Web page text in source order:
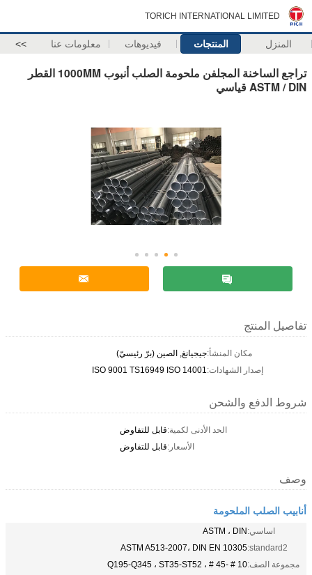
TORICH INTERNATIONAL LIMITED
المنزل المنتجات فيديوهات معلومات عنا >>
تراجع الساخنة المجلفن ملحومة الصلب أنبوب 1000MM القطر
ASTM / DIN قياسي
تفاصيل المنتج
مكان المنشأ:جيجيانغ, الصين (برّ رئيسيّ)
إصدار الشهادات:ISO 9001 TS16949 ISO 14001
شروط الدفع والشحن
الحد الأدنى لكمية:قابل للتفاوض
الأسعار:قابل للتفاوض
وصف
أنابيب الصلب الملحومة
اساسي:ASTM ، DIN
standard2: ASTM A513-2007، DIN EN 10305
مجموعة الصف:10 # -45 # ، Q195-Q345 ، ST35-ST52